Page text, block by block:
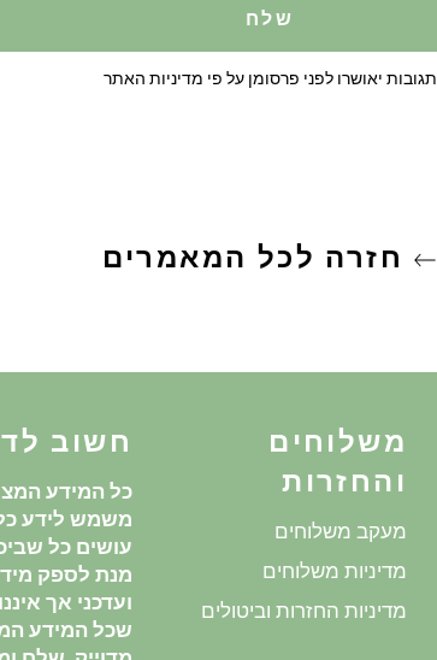
תגובות יאושרו לפני פרסומן על פי מדיניות האתר
חזרה לכל המאמרים
משלוחים
והחזרות
מעקב משלוחים
מדיניות משלוחים
מדיניות החזרות וביטולים
חשוב
כל המידע
משמש לידע
עושים כל
מנת לספק
ועדכני אך
שכל המידע